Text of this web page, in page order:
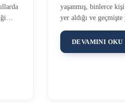
yaşanmış, binlerce
yer aldığı ve
alınmadığı da
ihtiyaçlar
DEVAMINI OKU